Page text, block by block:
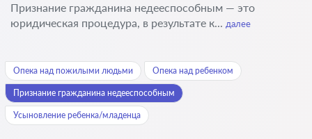
Признание гражданина недееспособным — это
юридическая процедура, в результате к... далее
Опека над пожилыми людьми Опека над ребенком
Признание гражданина недееспособным
Усыновление ребенка/младенца